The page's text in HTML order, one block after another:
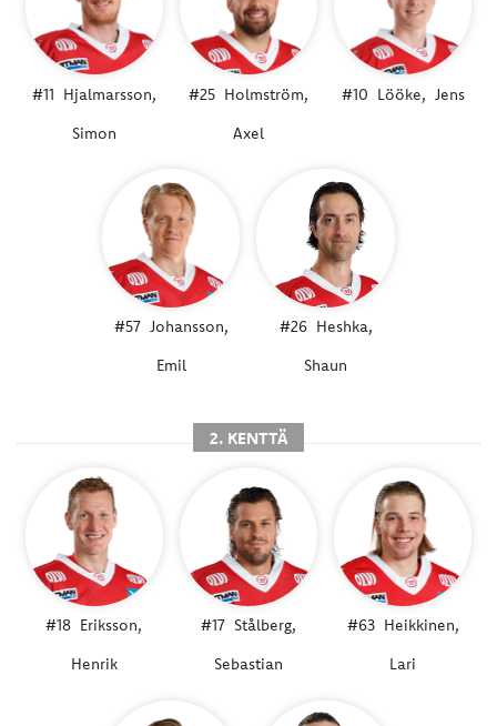
#11 Hjalmarsson,
Simon
#25 Holmström,
Axel
#10 Lööke, Jens
#57 Johansson,
Emil
#26 Heshka,
Shaun
2. KENTTÄ
#18 Eriksson,
Henrik
#17 Stålberg,
Sebastian
#63 Heikkinen,
Lari